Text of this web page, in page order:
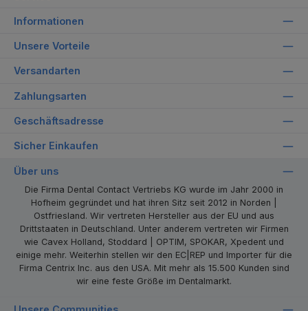
Informationen
Unsere Vorteile
Versandarten
Zahlungsarten
Geschäftsadresse
Sicher Einkaufen
Über uns
Die Firma Dental Contact Vertriebs KG wurde im Jahr 2000 in
Hofheim gegründet und hat ihren Sitz seit 2012 in Norden |
Ostfriesland. Wir vertreten Hersteller aus der EU und aus
Drittstaaten in Deutschland. Unter anderem vertreten wir Firmen
wie Cavex Holland, Stoddard | OPTIM, SPOKAR, Xpedent und
einige mehr. Weiterhin stellen wir den EC|REP und Importer für die
Firma Centrix Inc. aus den USA. Mit mehr als 15.500 Kunden sind
wir eine feste Größe im Dentalmarkt.